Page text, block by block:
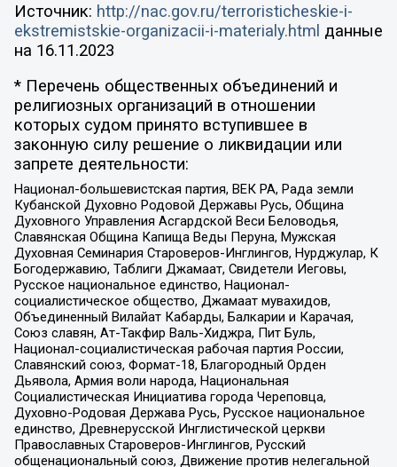
Источник: http://nac.gov.ru/terroristicheskie-i-
ekstremistskie-organizacii-i-materialy.html данные
на 16.11.2023
* Перечень общественных объединений и
религиозных организаций в отношении
которых судом принято вступившее в
законную силу решение о ликвидации или
запрете деятельности:
Национал-большевистская партия, ВЕК РА, Рада земли
Кубанской Духовно Родовой Державы Русь, Община
Духовного Управления Асгардской Веси Беловодья,
Славянская Община Капища Веды Перуна, Мужская
Духовная Семинария Староверов-Инглингов, Нурджулар, К
Богодержавию, Таблиги Джамаат, Свидетели Иеговы,
Русское национальное единство, Национал-
социалистическое общество, Джамаат мувахидов,
Объединенный Вилайат Кабарды, Балкарии и Карачая,
Союз славян, Ат-Такфир Валь-Хиджра, Пит Буль,
Национал-социалистическая рабочая партия России,
Славянский союз, Формат-18, Благородный Орден
Дьявола, Армия воли народа, Национальная
Социалистическая Инициатива города Череповца,
Духовно-Родовая Держава Русь, Русское национальное
единство, Древнерусской Инглистической церкви
Православных Староверов-Инглингов, Русский
общенациональный союз, Движение против нелегальной